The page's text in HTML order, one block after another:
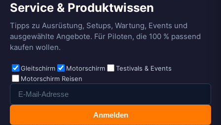
Service & Produktwissen
Tipps zu Ausrüstung, Setups, Wartung, Events und
ausgewählte Angebote. Für Piloten, die 100 % passend
kaufen wollen.
Gleitschirm Motorschirm
Testivals & Events
Motorschirm Reisen
Anmelden